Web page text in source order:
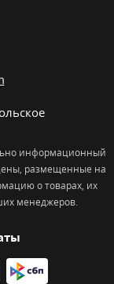
информационный
размещенные на
о товарах, их
менеджеров.